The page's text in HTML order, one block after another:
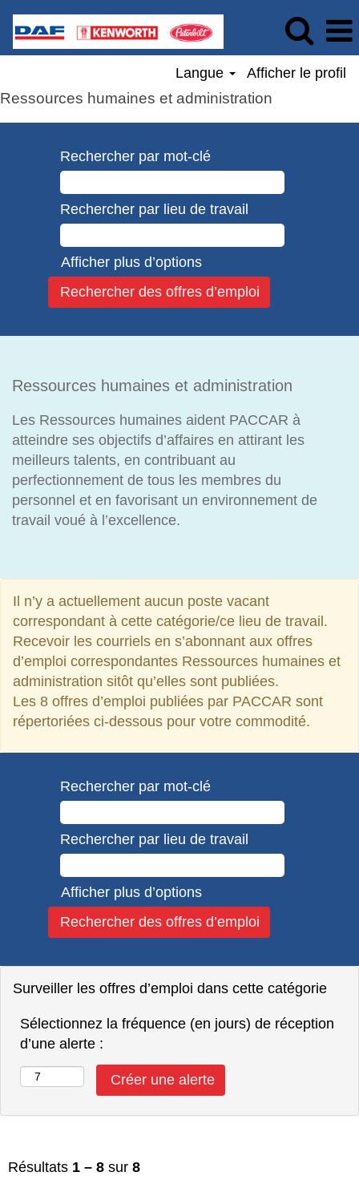
Langue Afficher le profil
Ressources humaines et administration
Rechercher par mot-clé
Rechercher par lieu de travail
Afficher plus d’options
Ressources humaines et administration
Les Ressources humaines aident PACCAR à
atteindre ses objectifs d’affaires en attirant les
meilleurs talents, en contribuant au
perfectionnement de tous les membres du
personnel et en favorisant un environnement de
travail voué à l’excellence.
Il n’y a actuellement aucun poste vacant
correspondant à cette catégorie/ce lieu de travail.
Recevoir les courriels en s’abonnant aux offres
d’emploi correspondantes Ressources humaines et
administration sitôt qu’elles sont publiées.
Les 8 offres d’emploi publiées par PACCAR sont
répertoriées ci-dessous pour votre commodité.
Rechercher par mot-clé
Rechercher par lieu de travail
Afficher plus d’options
Surveiller les offres d’emploi dans cette catégorie
Sélectionnez la fréquence (en jours) de réception
d’une alerte :
Résultats 1 – 8 sur 8